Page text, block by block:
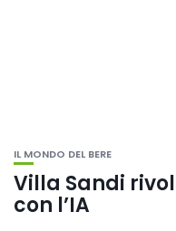
IL MONDO DEL BERE
Villa Sandi
con l’IA